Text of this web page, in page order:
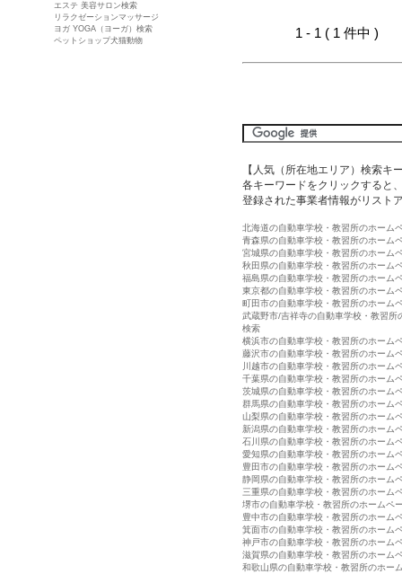
1 - 1 ( 1 件中 )
【人気（所在地エリア）検索キ
各キーワードをクリックすると
登録された事業者情報がリスト
北海道の自動車学校・教習所のホーム
青森県の自動車学校・教習所のホーム
宮城県の自動車学校・教習所のホーム
秋田県の自動車学校・教習所のホーム
福島県の自動車学校・教習所のホーム
東京都の自動車学校・教習所のホーム
町田市の自動車学校・教習所のホーム
武蔵野市/吉祥寺の自動車学校・教習所
検索
横浜市の自動車学校・教習所のホーム
藤沢市の自動車学校・教習所のホーム
川越市の自動車学校・教習所のホーム
千葉県の自動車学校・教習所のホーム
茨城県の自動車学校・教習所のホーム
群馬県の自動車学校・教習所のホーム
山梨県の自動車学校・教習所のホーム
新潟県の自動車学校・教習所のホーム
石川県の自動車学校・教習所のホーム
愛知県の自動車学校・教習所のホーム
豊田市の自動車学校・教習所のホーム
静岡県の自動車学校・教習所のホーム
三重県の自動車学校・教習所のホーム
堺市の自動車学校・教習所のホームペ
豊中市の自動車学校・教習所のホーム
箕面市の自動車学校・教習所のホーム
神戸市の自動車学校・教習所のホーム
滋賀県の自動車学校・教習所のホーム
和歌山県の自動車学校・教習所のホー
エステ 美容サロン検索
リラクゼーションマッサージ
ヨガ YOGA（ヨーガ）検索
ペットショップ犬猫動物